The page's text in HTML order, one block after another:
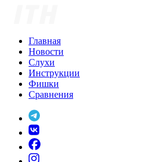
Главная
Новости
Слухи
Инструкции
Фишки
Сравнения